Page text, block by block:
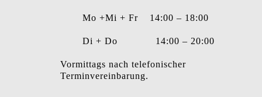
Mo +Mi + Fr 14:00 – 18:00
Di + Do 14:00 – 20:00
Vormittags nach telefonischer
Terminvereinbarung.